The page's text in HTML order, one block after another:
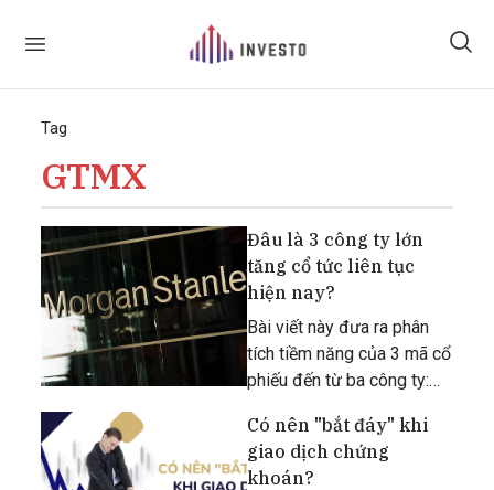
Tag
GTMX
Đâu là 3 công ty lớn
tăng cổ tức liên tục
hiện nay?
Bài viết này đưa ra phân
tích tiềm năng của 3 mã cổ
phiếu đến từ ba công ty:
Industries và Robert Half.
Có nên "bắt đáy" khi
giao dịch chứng
khoán?